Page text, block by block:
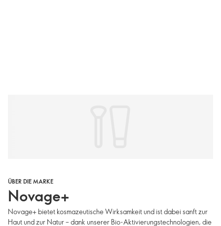
ÜBER DIE MARKE
Novage+
Novage+ bietet kosmazeutische Wirksamkeit und ist dabei sanft zur
Haut und zur Natur – dank unserer Bio-Aktivierungstechnologien, die